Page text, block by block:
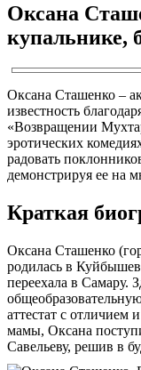
Оксана
купальнике,
Оксана Сташенко –
известность
«Возвращении
эротических
радовать
демонстрируя ее на
Краткая
Оксана Сташенко
родилась в
переехала в Самару.
аттестат с
мамы, Оксана
Савельеву, решив в